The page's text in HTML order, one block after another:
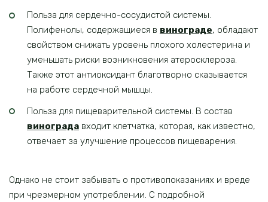
Польза для сердечно-сосудистой системы.
Полифенолы, содержащиеся в винограде, обладают
свойством снижать уровень плохого холестерина и
уменьшать риски возникновения атеросклероза.
Также этот антиоксидант благотворно сказывается
на работе сердечной мышцы.
Польза для пищеварительной системы. В состав
винограда входит клетчатка, которая, как известно,
отвечает за улучшение процессов пищеварения.
Однако не стоит забывать о противопоказаниях и вреде
при чрезмерном употреблении. С подробной